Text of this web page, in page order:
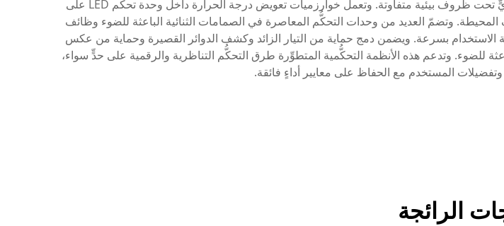
التصميم المدمج للوحدة يسهِّل تركيبها في المساحات الضيِّقة مع الحفاظ على أداءٍ قويٍّ تحت ظروف بيئية متفاوتة. وتعمل خوارزميات تعويض درجة الحرارة داخل وحدة تحكُّم LED على
وتضمّ العديد من وحدات التحكُّم المعاصرة في الصمامات الثنائية الباعثة للضوء وظائف
الاستخدام بسرعة. ويضمن دمج حماية من التيار الزائد وكشف الدوائر القصيرة وحماية من عكس
للضوء. وتدعم هذه الأنظمة التحكُّمية المتطوِّرة طرق التحكُّم التناظرية والرقمية على حدٍّ سواء،
المستخدم مع الحفاظ على معايير أداءٍ فائقة.
الرائجة